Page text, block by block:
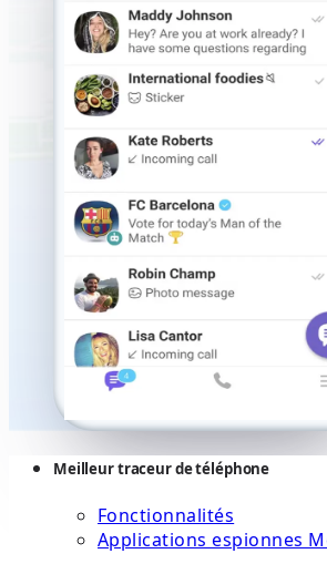
Meilleur traceur de téléphone
Fonctionnalités
Applications espionnes